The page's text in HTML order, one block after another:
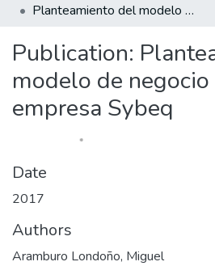
Planteamiento del modelo de negocio para la empresa Sybeq
Publication:
modelo de
empresa Sybeq
Date
2017
Authors
Aramburo Londoño, Miguel